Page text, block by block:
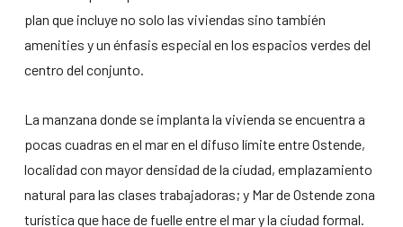
plan que incluye no solo las viviendas sino también
amenities y un énfasis especial en los espacios verdes del
centro del conjunto.
La manzana donde se implanta la vivienda se encuentra a
pocas cuadras en el mar en el difuso límite entre Ostende,
localidad con mayor densidad de la ciudad, emplazamiento
natural para las clases trabajadoras; y Mar de Ostende zona
turística que hace de fuelle entre el mar y la ciudad formal.